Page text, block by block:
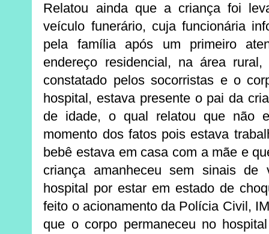
Relatou ainda que a criança foi
veículo funerário, cuja funcionária
pela família após um primeiro
endereço residencial, na área
constatado pelos socorristas e o
hospital, estava presente o pai da
de idade, o qual relatou que não
momento dos fatos pois estava
bebê estava em casa com a mãe e
criança amanheceu sem sinais
hospital por estar em estado de
feito o acionamento da Polícia Civil,
que o corpo permaneceu no